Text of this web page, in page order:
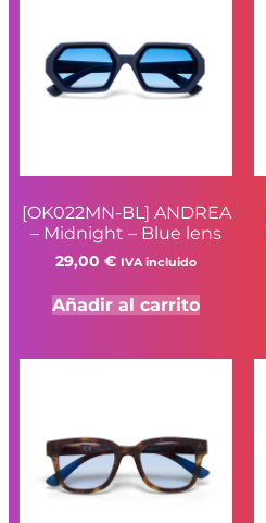
[OK022MN-BL] ANDREA
– Midnight – Blue lens
29,00 € IVA incluido
Añadir al carrito